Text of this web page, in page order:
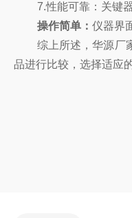
7.性能可靠：关键
操作简单： 仪器界
综上所述，华源厂
品进行比较，选择适应